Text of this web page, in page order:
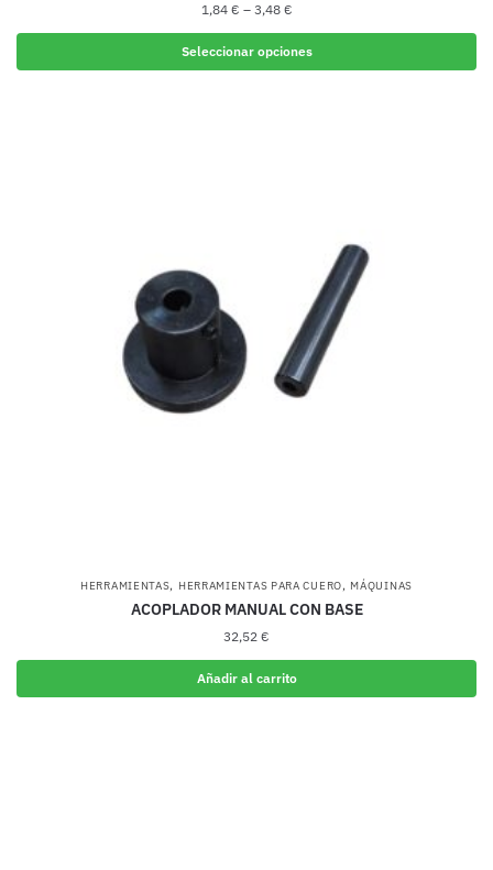
1,84 € – 3,48 €
Seleccionar opciones
en
la
página
HERRAMIENTAS, HERRAMIENTAS PARA CUERO, MÁQUINAS
ACOPLADOR MANUAL CON BASE
32,52 €
Añadir al carrito